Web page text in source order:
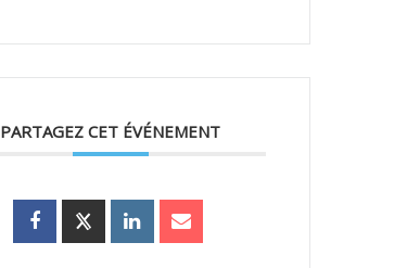
PARTAGEZ CET ÉVÉNEMENT